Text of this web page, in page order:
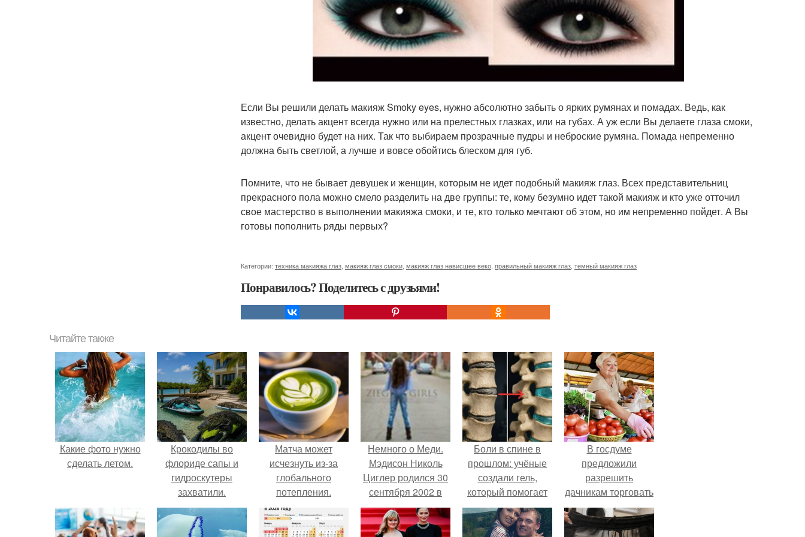
Если Вы решили делать макияж Smoky eyes, нужно абсолютно забыть о ярких румянах и помадах. Ведь, как
известно, делать акцент всегда нужно или на прелестных глазках, или на губах. А уж если Вы делаете глаза смоки,
акцент очевидно будет на них. Так что выбираем прозрачные пудры и неброские румяна. Помада непременно
должна быть светлой, а лучше и вовсе обойтись блеском для губ.
Помните, что не бывает девушек и женщин, которым не идет подобный макияж глаз. Всех представительниц
прекрасного пола можно смело разделить на две группы: те, кому безумно идет такой макияж и кто уже отточил
свое мастерство в выполнении макияжа смоки, и те, кто только мечтают об этом, но им непременно пойдет. А Вы
готовы пополнить ряды первых?
Категории: техника макияжа глаз макияж глаз смоки макияж глаз нависшее веко правильный макияж глаз темный макияж глаз
Понравилось? Поделитесь с друзьями!
Читайте также
Какие фото нужно
сделать летом.
Крокодилы во
флориде сапы и
гидроскутеры
захватили.
Матча может
исчезнуть из-за
глобального
потепления.
Немного о Меди.
Мэдисон Николь
Циглер родился 30
сентября 2002 в
Питтсбурге, штат
Пенсильвания.
Боли в спине в
прошлом: учёные
создали гель,
который помогает
восстанавливать
межпозвоночные
В госдуме
предложили
разрешить
дачникам торговать
своей
сельхозпродукцией